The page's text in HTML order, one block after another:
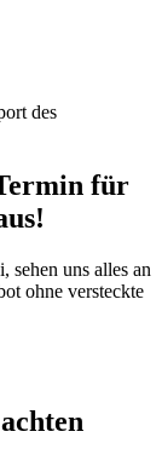
des
für
!
uns alles an
ohne versteckte
achten